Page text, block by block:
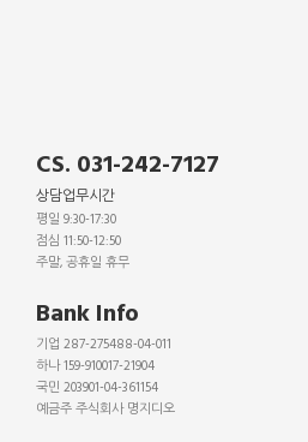
CS. 031-242-7127
상담업무시간
평일 9:30-17:30
점심 11:50-12:50
주말, 공휴일 휴무
Bank Info
기업 287-275488-04-011
하나 159-910017-21904
국민 203901-04-361154
예금주 주식회사 명지디오